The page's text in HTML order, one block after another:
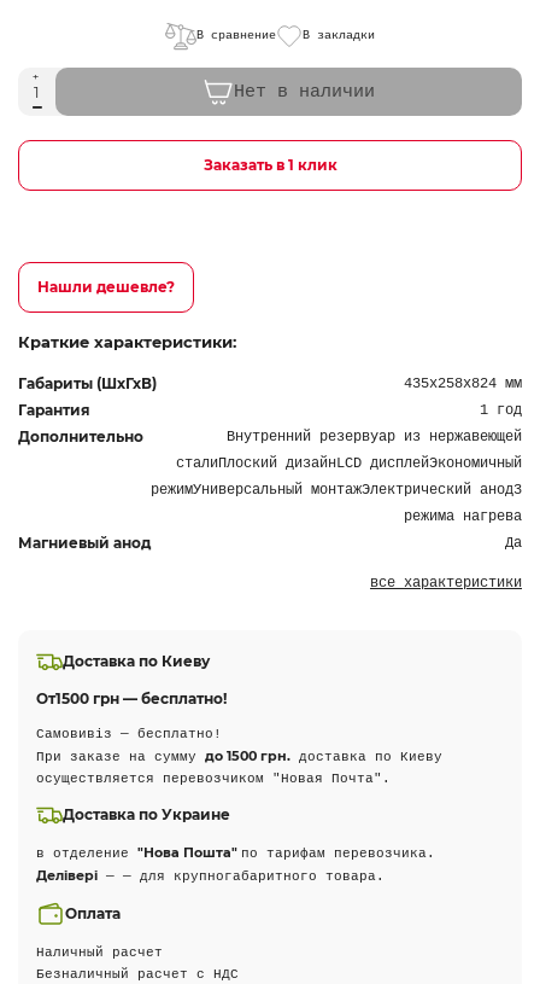
В сравнение В закладки
Нет в наличии
Заказать в 1 клик
Нашли дешевле?
Краткие характеристики:
Габариты (ШхГхВ) 435х258х824 мм
Гарантия 1 год
Дополнительно
Внутренний резервуар из нержавеющей
сталиПлоский дизайнLCD дисплейЭкономичный
режимУниверсальный монтажЭлектрический анод3
режима нагрева
Магниевый анод Да
все характеристики
Доставка по Киеву
От1500 грн — бесплатно!
Самовивіз — бесплатно!
При заказе на сумму до 1500 грн. доставка по Киеву
осуществляется перевозчиком "Новая Почта".
Доставка по Украине
в отделение "Нова Пошта" по тарифам перевозчика.
Делівері — — для крупногабаритного товара.
Оплата
Наличный расчет
Безналичный расчет с НДС